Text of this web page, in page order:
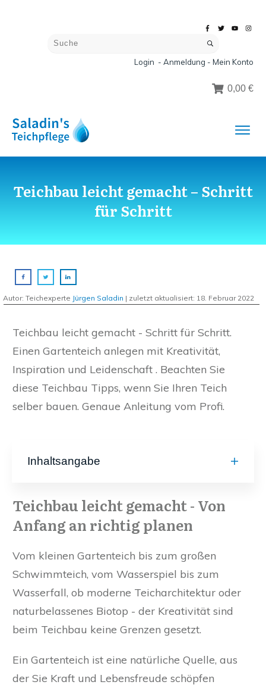
Login - Anmeldung - Mein Konto
0,00 €
Teichbau leicht gemacht – Schritt
für Schritt
Autor: Teichexperte Jürgen Saladin | zuletzt aktualisiert: 18. Februar 2022
Teichbau leicht gemacht - Schritt für Schritt.
Einen Gartenteich anlegen mit Kreativität,
Inspiration und Leidenschaft . Beachten Sie
diese Teichbau Tipps, wenn Sie Ihren Teich
selber bauen. Genaue Anleitung vom Profi.
Inhaltsangabe
Teichbau leicht gemacht - Von
Anfang an richtig planen
Vom kleinen Gartenteich bis zum großen
Schwimmteich, vom Wasserspiel bis zum
Wasserfall, ob moderne Teicharchitektur oder
naturbelassenes Biotop - der Kreativität sind
beim Teichbau keine Grenzen gesetzt.
Ein Gartenteich ist eine natürliche Quelle, aus
der Sie Kraft und Lebensfreude schöpfen